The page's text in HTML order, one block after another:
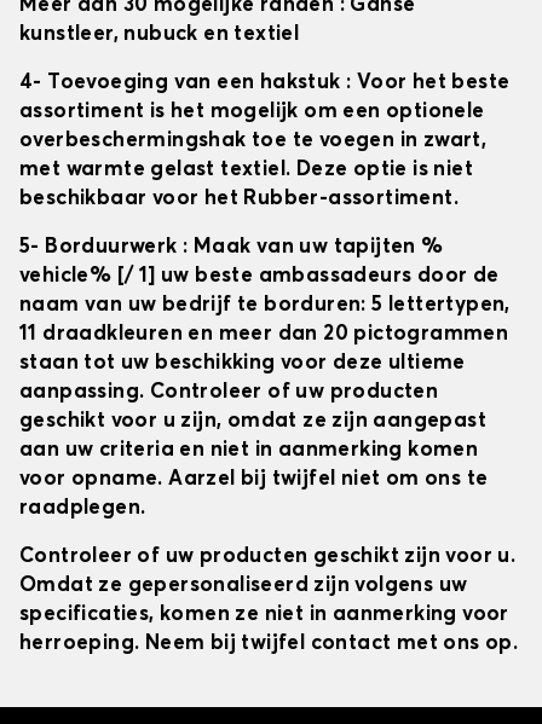
Meer dan 30 mogelijke randen : Ganse
kunstleer, nubuck en textiel
4- Toevoeging van een hakstuk : Voor het beste
assortiment is het mogelijk om een optionele
overbeschermingshak toe te voegen in zwart,
met warmte gelast textiel. Deze optie is niet
beschikbaar voor het Rubber-assortiment.
5- Borduurwerk : Maak van uw tapijten %
vehicle% [/ 1] uw beste ambassadeurs door de
naam van uw bedrijf te borduren: 5 lettertypen,
11 draadkleuren en meer dan 20 pictogrammen
staan tot uw beschikking voor deze ultieme
aanpassing. Controleer of uw producten
geschikt voor u zijn, omdat ze zijn aangepast
aan uw criteria en niet in aanmerking komen
voor opname. Aarzel bij twijfel niet om ons te
raadplegen.
Controleer of uw producten geschikt zijn voor u.
Omdat ze gepersonaliseerd zijn volgens uw
specificaties, komen ze niet in aanmerking voor
herroeping. Neem bij twijfel contact met ons op.